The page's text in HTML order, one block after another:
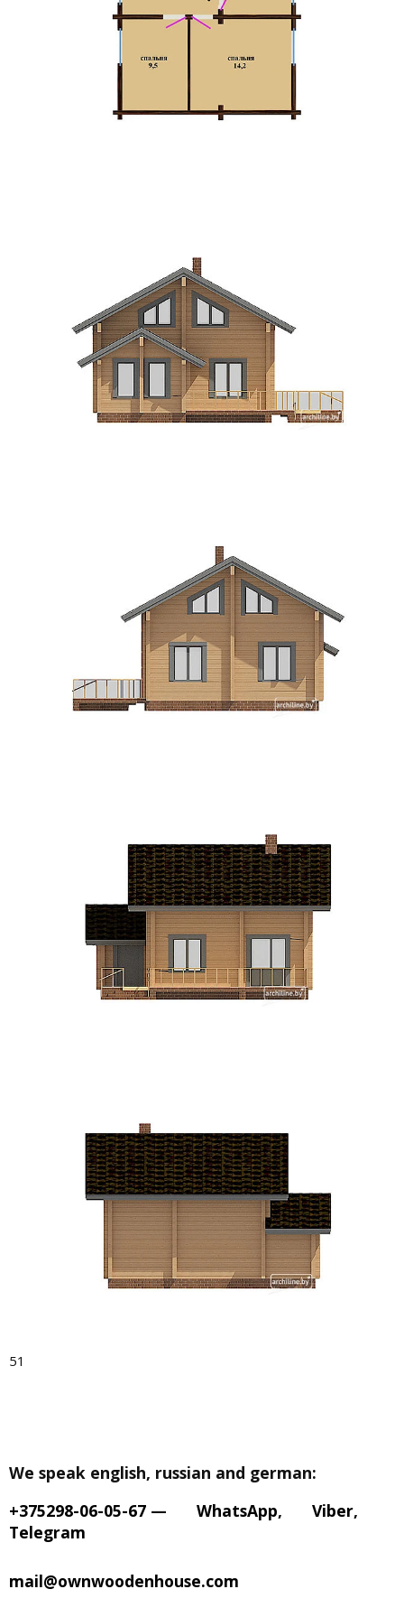
51
We speak english, russian and german:
+375298-06-05-67 — WhatsApp, Viber,
Telegram
mail@ownwoodenhouse.com